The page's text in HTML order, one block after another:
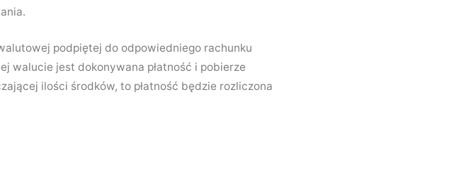
podpiętej do odpowiedniego rachunku
walucie jest dokonywana płatność i pobierze
ilości środków, to płatność będzie rozliczona